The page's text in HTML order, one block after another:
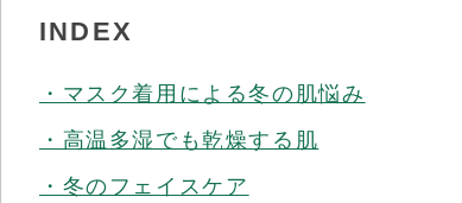
INDEX
・マスク着用による冬の肌悩み
・高温多湿でも乾燥する肌
・冬のフェイスケア